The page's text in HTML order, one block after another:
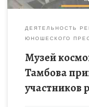
ДЕЯТЕЛЬНОСТЬ
ЮНОШЕСКОГО
Музей
Тамбова
участников